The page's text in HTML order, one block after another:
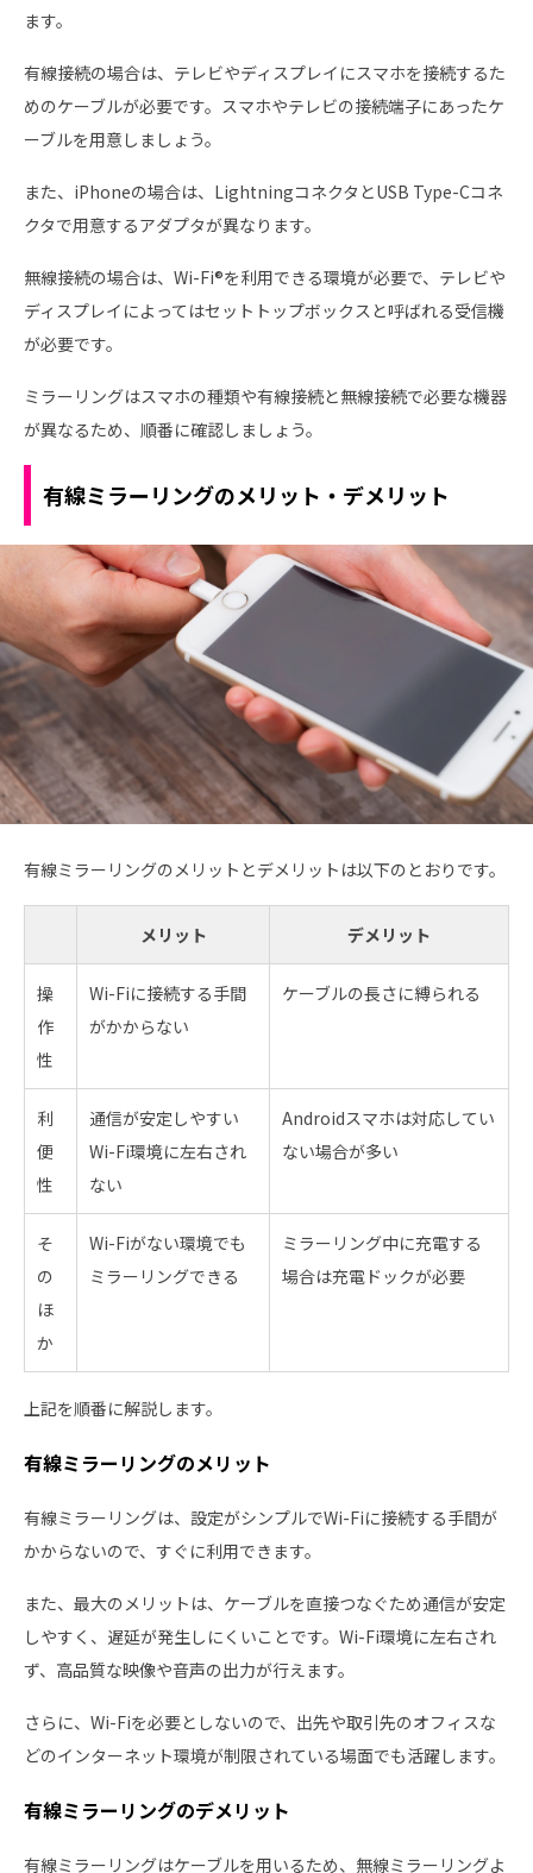
ます。
有線接続の場合は、テレビやディスプレイにスマホを接続するた
めのケーブルが必要です。スマホやテレビの接続端子にあったケ
ーブルを用意しましょう。
また、iPhoneの場合は、LightningコネクタとUSB Type-Cコネ
クタで用意するアダプタが異なります。
無線接続の場合は、Wi-Fi®を利用できる環境が必要で、テレビや
ディスプレイによってはセットトップボックスと呼ばれる受信機
が必要です。
ミラーリングはスマホの種類や有線接続と無線接続で必要な機器
が異なるため、順番に確認しましょう。
有線ミラーリングのメリット・デメリット
有線ミラーリングのメリットとデメリットは以下のとおりです。
メリット デメリット
操
作
性
Wi-Fiに接続する手間
がかからない
ケーブルの長さに縛られる
利
便
性
通信が安定しやすい
Wi-Fi環境に左右され
ない
Androidスマホは対応してい
ない場合が多い
そ
の
ほ
か
Wi-Fiがない環境でも
ミラーリングできる
ミラーリング中に充電する
場合は充電ドックが必要
上記を順番に解説します。
有線ミラーリングのメリット
有線ミラーリングは、設定がシンプルでWi-Fiに接続する手間が
かからないので、すぐに利用できます。
また、最大のメリットは、ケーブルを直接つなぐため通信が安定
しやすく、遅延が発生しにくいことです。Wi-Fi環境に左右され
ず、高品質な映像や音声の出力が行えます。
さらに、Wi-Fiを必要としないので、出先や取引先のオフィスな
どのインターネット環境が制限されている場面でも活躍します。
有線ミラーリングのデメリット
有線ミラーリングはケーブルを用いるため、無線ミラーリングよ